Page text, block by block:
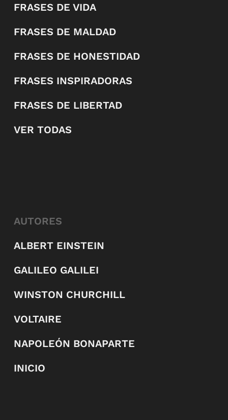
FRASES DE VIDA
FRASES DE MALDAD
FRASES DE HONESTIDAD
FRASES INSPIRADORAS
FRASES DE LIBERTAD
VER TODAS
AUTORES
ALBERT EINSTEIN
GALILEO GALILEI
WINSTON CHURCHILL
VOLTAIRE
NAPOLEÓN BONAPARTE
INICIO